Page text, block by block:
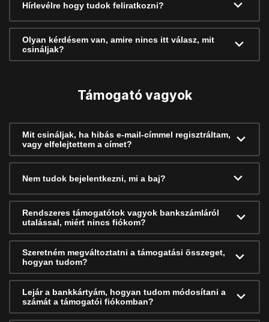
Hírlevélre hogy tudok feliratkozni?
Olyan kérdésem van, amire nincs itt válasz, mit
csináljak?
Támogató vagyok
Mit csináljak, ha hibás e-mail-címmel regisztráltam,
vagy elfelejtettem a címet?
Nem tudok bejelentkezni, mi a baj?
Rendszeres támogatótok vagyok bankszámláról
utalással, miért nincs fiókom?
Szeretném megváltoztatni a támogatási összeget,
hogyan tudom?
Lejár a bankkártyám, hogyan tudom módosítani a
számát a támogatói fiókomban?